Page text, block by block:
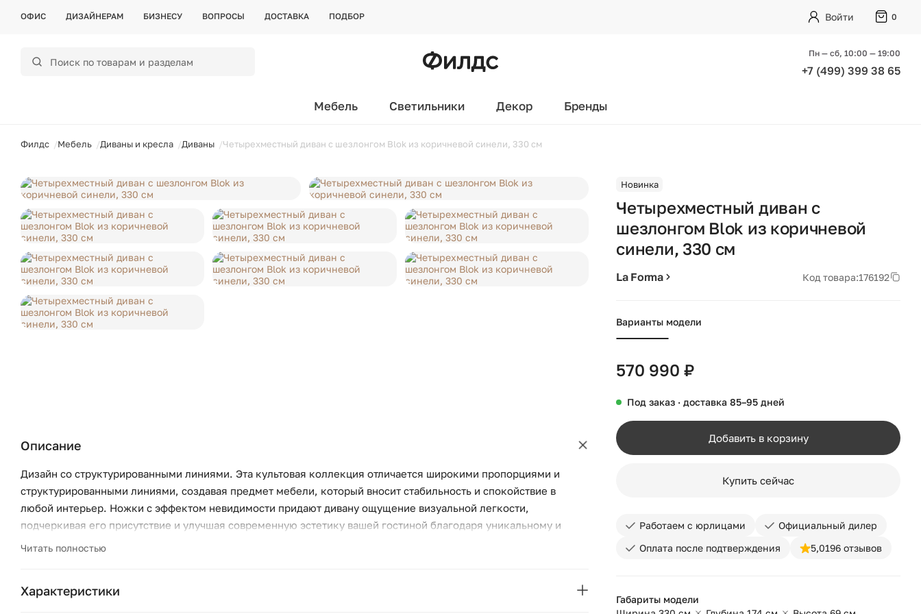
ОФИС ДИЗАЙНЕРАМ БИЗНЕСУ ВОПРОСЫ ДОСТАВКА ПОДБОР Войти 0
Пн — сб, 10:00 — 19:00
+7 (499) 399 38 65
Мебель Светильники Декор Бренды
Филдс Мебель Диваны и кресла Диваны Четырехместный диван с шезлонгом Blok из коричневой синели, 330 см
Новинка
Четырехместный диван с
шезлонгом Blok из коричневой
синели, 330 см
La Forma Код товара:176192
Варианты модели
570 990 ₽
Под заказ · доставка 85–95 дней
Добавить в корзину
Купить сейчас
Работаем с юрлицами
Официальный дилер
Оплата после подтверждения
5,0196 отзывов
Габариты модели
Описание
Дизайн со структурированными линиями. Эта культовая коллекция отличается широкими пропорциями и
структурированными линиями, создавая предмет мебели, который вносит стабильность и спокойствие в
любой интерьер. Ножки с эффектом невидимости придают дивану ощущение визуальной легкости,
подчеркивая его присутствие и улучшая современную эстетику вашей гостиной благодаря уникальному и
вневременному дизайну. Обивка из шенилла. Диван Blok сочетает в себе элегантность и функциональность,
Читать полностью
Характеристики